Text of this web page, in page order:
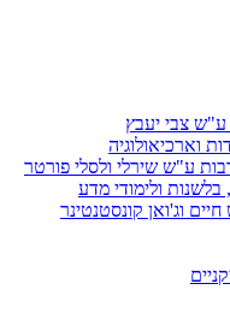
ע"ש צבי יעבץ
וארכיאולוגיה
ע"ש שירלי ולסלי פורטר
בלשנות ולימודי מדע
וג'ואן קונסטנטינר